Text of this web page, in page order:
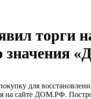
торги на
значения
для
на сайте ДОМ.РФ.